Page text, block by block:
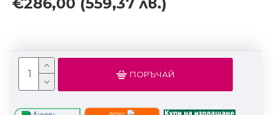
ПОРЪЧАЙ
Купи с